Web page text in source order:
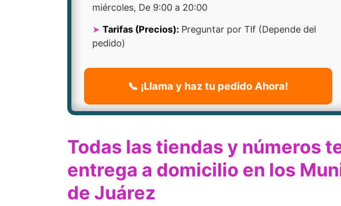
miércoles, De 9:00 a 20:00
Tarifas (Precios): Preguntar por Tlf (Depende del
pedido)
📞 ¡Llama y haz tu pedido Ahora!
Todas las tiendas y números
entrega a domicilio en los
de Juárez